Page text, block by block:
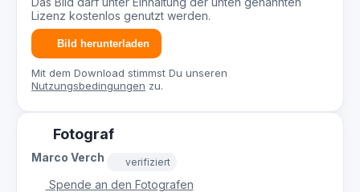
Lizenz kostenlos genutzt werden.
Bild herunterladen
Mit dem Download stimmst Du unseren
Nutzungsbedingungen zu.
Fotograf
Marco Verch verifiziert
Spende an den Fotografen